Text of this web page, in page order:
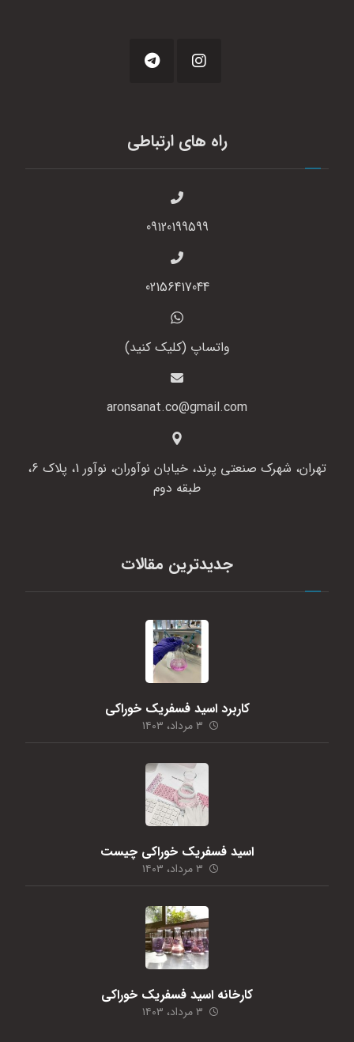
راه های ارتباطی
09120199599
02156417044
واتساپ (کلیک کنید)
aronsanat.co@gmail.com
تهران، شهرک صنعتی پرند، خیابان نوآوران، نوآور 1، پلاک 6،
طبقه دوم
جدیدترین مقالات
کاربرد اسید فسفریک خوراکی
۳ مرداد، ۱۴۰۳
اسید فسفریک خوراکی چیست
۳ مرداد، ۱۴۰۳
کارخانه اسید فسفریک خوراکی
۳ مرداد، ۱۴۰۳